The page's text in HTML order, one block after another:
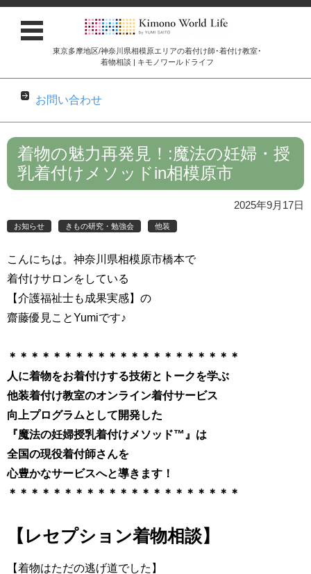
東京多摩地区/神奈川県相模原エリアの着付け師･着付け教室･
着物相談 | キモノワールドライフ
お問い合わせ
コンテンツに移動
着物の魅力再発見！:魔法の妊婦・授
乳着付けメソッドin相模原市
2025年9月17日
お知らせ きもの研究・勉強会 他装
こんにちは。神奈川県相模原市橋本で
着付けサロンをしている
【介護福祉士も成果実感】の
齋藤優見ことYumiです♪
＊＊＊＊＊＊＊＊＊＊＊＊＊＊＊＊＊＊＊＊＊
人に着物をお着付けする技術とトークを学ぶ
他装着付け教室のオンライン着付サービス
向上プログラムとして開発した
『魔法の妊婦授乳着付けメソッド™』は
全国の現役着付師さんを
心豊かなサービスへと導きます！
＊＊＊＊＊＊＊＊＊＊＊＊＊＊＊＊＊＊＊＊＊
【レセプション着物相談】
【着物はただの逃げ道でした】